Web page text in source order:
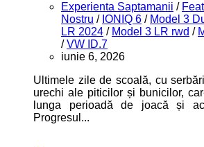
Experienta Saptamanii /
Nostru / IONIQ 6 / Model 3
LR 2024 / Model 3 LR rwd /
/VW ID.7
iunie 6, 2026
Ultimele zile de scoală, cu
urechi ale piticilor și bunicilor,
lunga perioadă de joacă și
Progresul...